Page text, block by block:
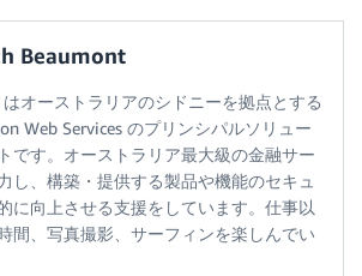
Beaumont
オーストラリアのシドニーを拠点とする
Web Services のプリンシパルソリュー
です。オーストラリア最大級の金融サー
し、構築・提供する製品や機能のセキュ
に向上させる支援をしています。仕事以
間、写真撮影、サーフィンを楽しんでい